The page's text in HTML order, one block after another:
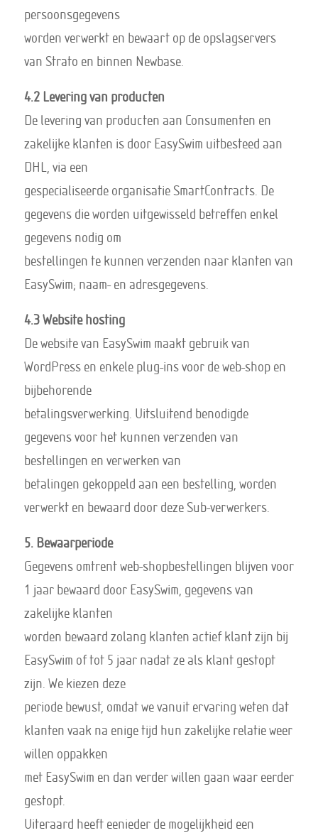
persoonsgegevens
worden verwerkt en bewaart op de opslagservers
van Strato en binnen Newbase.
4.2 Levering van producten
De levering van producten aan Consumenten en
zakelijke klanten is door EasySwim uitbesteed aan
DHL, via een
gespecialiseerde organisatie SmartContracts. De
gegevens die worden uitgewisseld betreffen enkel
gegevens nodig om
bestellingen te kunnen verzenden naar klanten van
EasySwim; naam- en adresgegevens.
4.3 Website hosting
De website van EasySwim maakt gebruik van
WordPress en enkele plug-ins voor de web-shop en
bijbehorende
betalingsverwerking. Uitsluitend benodigde
gegevens voor het kunnen verzenden van
bestellingen en verwerken van
betalingen gekoppeld aan een bestelling, worden
verwerkt en bewaard door deze Sub-verwerkers.
5. Bewaarperiode
Gegevens omtrent web-shopbestellingen blijven voor
1 jaar bewaard door EasySwim, gegevens van
zakelijke klanten
worden bewaard zolang klanten actief klant zijn bij
EasySwim of tot 5 jaar nadat ze als klant gestopt
zijn. We kiezen deze
periode bewust, omdat we vanuit ervaring weten dat
klanten vaak na enige tijd hun zakelijke relatie weer
willen oppakken
met EasySwim en dan verder willen gaan waar eerder
gestopt.
Uiteraard heeft eenieder de mogelijkheid een